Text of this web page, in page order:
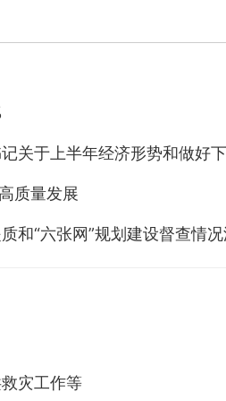
关于上半年经济形势和做好
质量发展
和“六张网”规划建设督查情
灾工作等